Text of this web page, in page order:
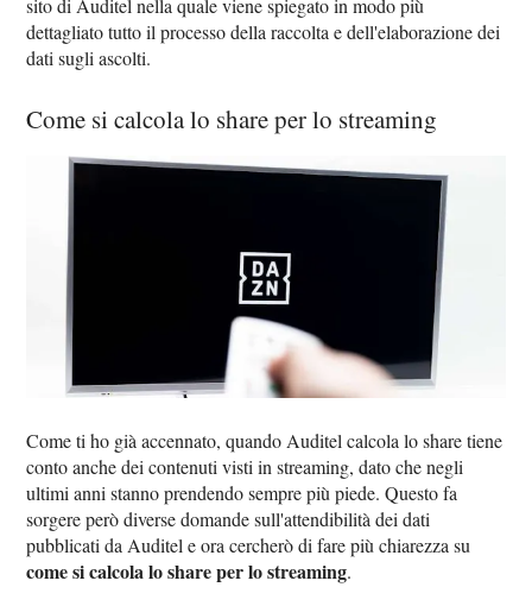
dettagliato tutto il processo della raccolta e dell'elaborazione dei
dati sugli ascolti.
Come si calcola lo share per lo streaming
Come ti ho già accennato, quando Auditel calcola lo share tiene
conto anche dei contenuti visti in streaming, dato che negli
ultimi anni stanno prendendo sempre più piede. Questo fa
sorgere però diverse domande sull'attendibilità dei dati
pubblicati da Auditel e ora cercherò di fare più chiarezza su
come si calcola lo share per lo streaming.